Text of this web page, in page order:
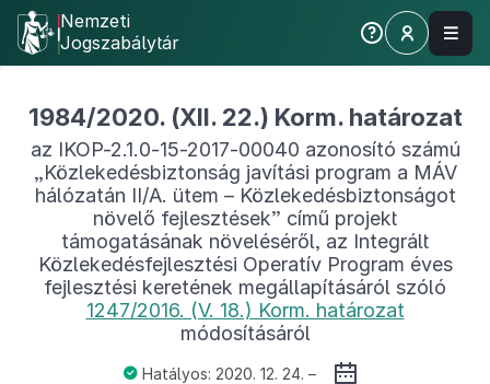
Nemzeti
Jogszabálytár
1984/2020. (XII. 22.) Korm. határozat
az IKOP-2.1.0-15-2017-00040 azonosító számú
„Közlekedésbiztonság javítási program a MÁV
hálózatán II/A. ütem – Közlekedésbiztonságot
növelő fejlesztések” című projekt
támogatásának növeléséről, az Integrált
Közlekedésfejlesztési Operatív Program éves
fejlesztési keretének megállapításáról szóló
1247/2016. (V. 18.) Korm. határozat
módosításáról
Hatályos: 2020. 12. 24. –